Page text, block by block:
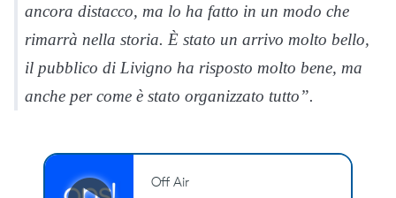
ancora distacco, ma lo ha fatto in un modo che
rimarrà nella storia. È stato un arrivo molto bello,
il pubblico di Livigno ha risposto molto bene, ma
anche per come è stato organizzato tutto”.